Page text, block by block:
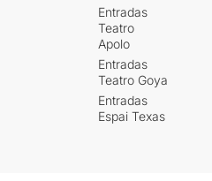
Entradas
Teatro
Apolo
Entradas
Teatro Goya
Entradas
Espai Texas